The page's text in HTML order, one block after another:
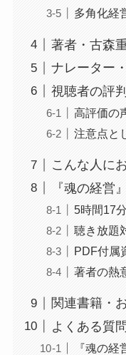
多角化経
著者・古森
ナレーター
視聴者の評
高評価の
注意点と
こんな人に
『魂の経営
5時間17
聴き放題
PDF付属
著者の熱
関連書籍・
よくある質
『魂の